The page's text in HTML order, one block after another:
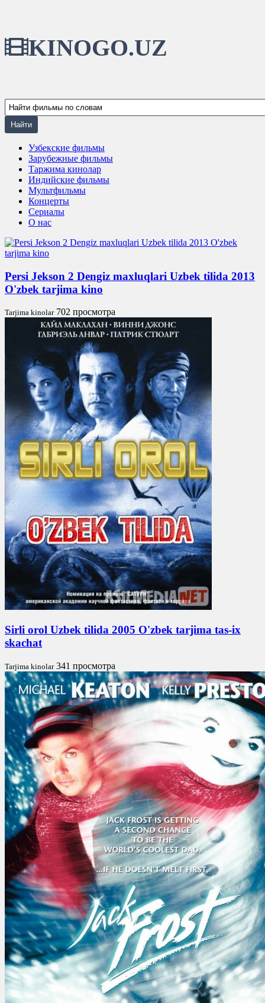
KINOGO.UZ
Узбекские фильмы
Зарубежные фильмы
Таржима кинолар
Индийские фильмы
Мультфильмы
Концерты
Сериалы
О нас
Persi Jekson 2 Dengiz maxluqlari Uzbek tilida 2013
O'zbek tarjima kino
Tarjima kinolar 702 просмотра
Sirli orol Uzbek tilida 2005 O'zbek tarjima tas-ix
skachat
Tarjima kinolar 341 просмотра